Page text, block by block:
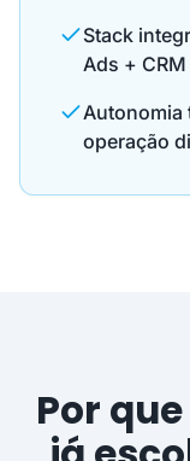
Stack
Ads + CRM
Autonomia
operação
Por que